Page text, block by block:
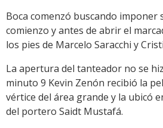
Boca comenzó buscando imponer
comienzo y antes de abrir el
los pies de Marcelo Saracchi y
La apertura del tanteador no se
minuto 9 Kevin Zenón recibió la
vértice del área grande y la ubicó
del portero Saidt Mustafá.